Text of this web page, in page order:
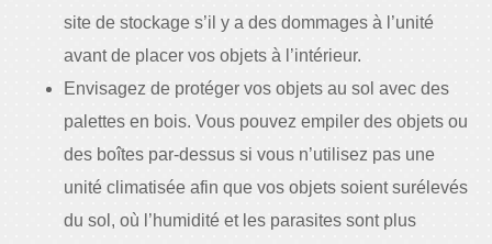
site de stockage s’il y a des dommages à l’unité
avant de placer vos objets à l’intérieur.
Envisagez de protéger vos objets au sol avec des
palettes en bois. Vous pouvez empiler des objets ou
des boîtes par-dessus si vous n’utilisez pas une
unité climatisée afin que vos objets soient surélevés
du sol, où l’humidité et les parasites sont plus